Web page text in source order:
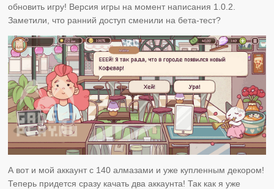
обновить игру! Версия игры на момент написания 1.0.2.
Заметили, что ранний доступ сменили на бета-тест?
А вот и мой аккаунт с 140 алмазами и уже купленным декором!
Теперь придется сразу качать два аккаунта! Так как я уже